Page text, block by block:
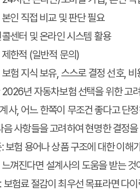
본인 직접 비교 및 판단 필요
콜센터 및 온라인 시스템 활용
제한적 (일반적 문의)
보험 지식 보유, 스스로 결정 선호, 비
년 자동차보험 선택을 위한 고
사, 어느 한쪽이 무조건 좋다고 단
음 사항들을 고려하여 현명한 결정
보험 용어나 상품 구조에 대한 이해
껴진다면 설계사의 도움을 받는 것
보험료 절감이 최우선 목표라면 다